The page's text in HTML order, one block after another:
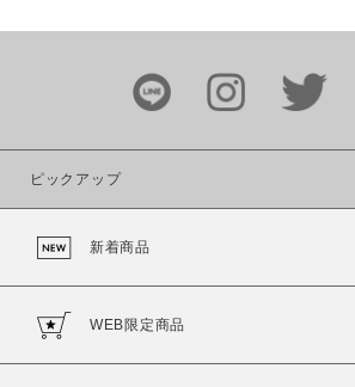
通常商品
在庫あり
ピックアップ
新着商品
WEB限定商品